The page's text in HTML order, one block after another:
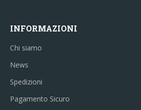
INFORMAZIONI
Chi siamo
News
Spedizioni
Pagamento Sicuro